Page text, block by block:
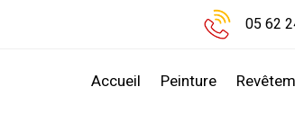
05 62
Accueil Peinture